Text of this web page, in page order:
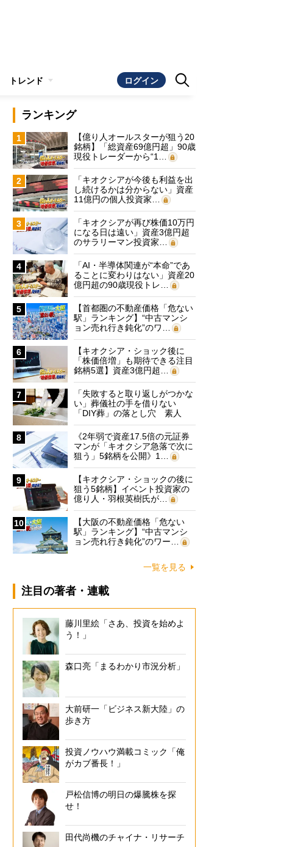
トレンド ログイン
ランキング
1
【億り人オールスターが狙う20
銘柄】「総資産69億円超」90歳
現役トレーダーから“1…
2
「キオクシアが今後も利益を出
し続けるかは分からない」資産
11億円の個人投資家…
3
「キオクシアが再び株価10万円
になる日は遠い」資産3億円超
のサラリーマン投資家…
4
「AI・半導体関連が“本命”であ
ることに変わりはない」資産20
億円超の90歳現役トレ…
5
【首都圏の不動産価格「危ない
駅」ランキング】“中古マンシ
ョン売れ行き鈍化”のワ…
6
【キオクシア・ショック後に
「株価倍増」も期待できる注目
銘柄5選】資産3億円超…
7
「失敗すると取り返しがつかな
い」葬儀社の手を借りない
「DIY葬」の落とし穴 素人
に…
8
《2年弱で資産17.5倍の元証券
マンが「キオクシア急落で次に
狙う」5銘柄を公開》1…
9
【キオクシア・ショックの後に
狙う5銘柄】イベント投資家の
億り人・羽根英樹氏が…
10
【大阪の不動産価格「危ない
駅」ランキング】“中古マンシ
ョン売れ行き鈍化”のワー…
一覧を見る
注目の著者・連載
藤川里絵「さあ、投資を始めよ
う！」
森口亮「まるわかり市況分析」
大前研一「ビジネス新大陸」の
歩き方
投資ノウハウ満載コミック「俺
がカブ番長！」
戸松信博の明日の爆騰株を探
せ！
田代尚機のチャイナ・リサーチ